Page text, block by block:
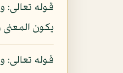
قوله تعالى:
يكون
قوله تعالى: